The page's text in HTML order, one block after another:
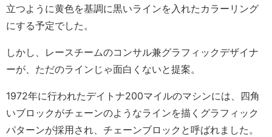
立つように黄色を基調に黒いラインを入れたカラーリング
にする予定でした。
しかし、レースチームのコンサル兼グラフィックデザイナ
ーが、ただのラインじゃ面白くないと提案。
1972年に行われたデイトナ200マイルのマシンには、四角
いブロックがチェーンのようなラインを描くグラフィック
パターンが採用され、チェーンブロックと呼ばれました。